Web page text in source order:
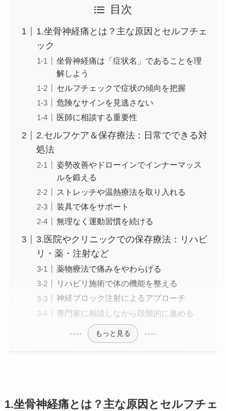
目次
1.坐骨神経痛とは？主な原因とセルフチェ
ック
坐骨神経痛は「症状名」であることを理
解しよう
セルフチェックで症状の傾向を把握
危険なサインを見逃さない
医師に相談する重要性
2.セルフケア＆保存療法：日常でできる対
処法
姿勢改善やドローインでインナーマッス
ルを鍛える
ストレッチや温熱療法を取り入れる
装具で体をサポート
無理なく運動習慣を続ける
3.医院やクリニックでの保存療法：リハビ
リ・薬・注射など
薬物療法で痛みをやわらげる
リハビリ施術で体の機能を整える
神経ブロック注射によるアプローチ
専門家に相談しながら段階的に進める
もっと見る
1.坐骨神経痛とは？主な原因とセルフチェ